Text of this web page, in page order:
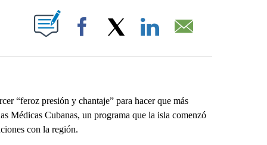
NEW PAGES ON "".
Facebook
“feroz presión y chantaje” para hacer que más
Médicas Cubanas, un programa que la isla comenzó
con la región.